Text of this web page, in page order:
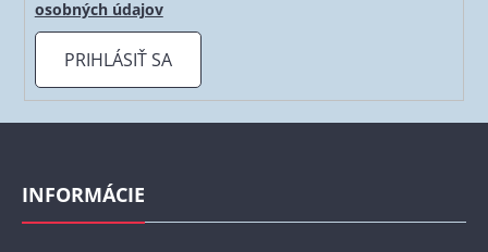
osobných údajov
PRIHLÁSIŤ SA
Z
INFORMÁCIE